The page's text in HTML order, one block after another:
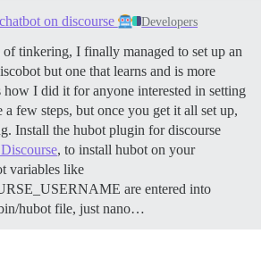
on discourse Developers
tinkering, I finally managed to set up an
but one that learns and is more
how I did it for anyone interested in setting
few steps, but once you get it all set up,
Install the hubot plugin for discourse
, to install hubot on your
variables like
are entered into
hubot file, just nano…